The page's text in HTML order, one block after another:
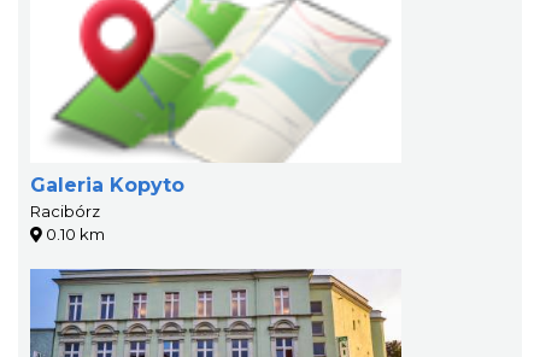
Galeria Kopyto
Racibórz
0.10 km